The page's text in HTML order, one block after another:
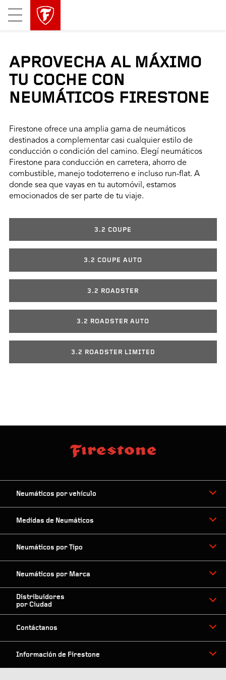
Mobile
Menu
APROVECHA AL MÁXIMO
TU COCHE CON
NEUMÁTICOS FIRESTONE
Firestone ofrece una amplia gama de neumáticos
destinados a complementar casi cualquier estilo de
conducción o condición del camino. Elegí neumáticos
Firestone para conducción en carretera, ahorro de
combustible, manejo todoterreno e incluso run-flat. A
donde sea que vayas en tu automóvil, estamos
emocionados de ser parte de tu viaje.
3.2 COUPE
3.2 COUPE AUTO
3.2 ROADSTER
3.2 ROADSTER AUTO
3.2 ROADSTER LIMITED
Neumáticos por vehículo
Medidas de Neumáticos
Neumáticos por Tipo
Neumáticos por Marca
Distribuidores
por Ciudad
Contáctanos
Información de Firestone